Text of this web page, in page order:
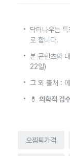
닥터나우는
로 합니다.
본 콘텐츠의
22일)
그 외 출처 :
💊 의학적 검
오젬픽가격